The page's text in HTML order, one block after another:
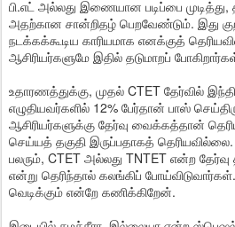
பி.எட் அல்லது இணையான படிப்பை முடித்து,
அதற்கான சான்றிதழ் பெறவேண்டும். இது
நடக்கக்கூடிய காரியமாக எனக்குத்
ஆசிரியர்களுமே இதில் தடுமாறப்
உதாரணத்துக்கு, முதல் CTET தேர்வில்
எழுதியவர்களில் 12% பேர்தான் பாஸ்
ஆசிரியர்களுக்கு தேர்வு வைக்கத்தான்
செய்யத் தகுதி இருப்பதாகத்
பலரும், CTET அல்லது TNTET என்ற
என்று தெரிந்தால் கலங்கிப்
வெடிக்கும் என்றே கணிக்கிறேன்.